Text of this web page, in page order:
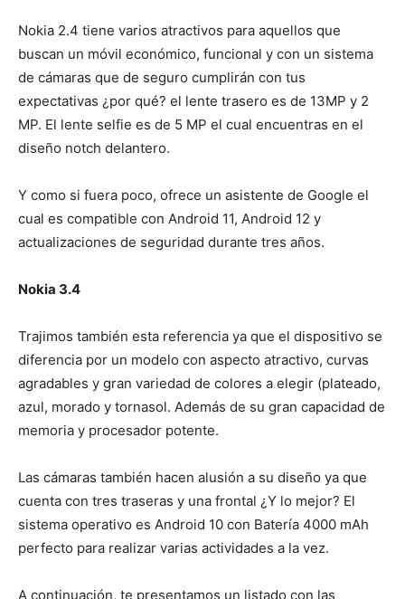
Nokia 2.4 tiene varios atractivos para aquellos que
buscan un móvil económico, funcional y con un sistema
de cámaras que de seguro cumplirán con tus
expectativas ¿por qué? el lente trasero es de 13MP y 2
MP. El lente selfie es de 5 MP el cual encuentras en el
diseño notch delantero.
Y como si fuera poco, ofrece un asistente de Google el
cual es compatible con Android 11, Android 12 y
actualizaciones de seguridad durante tres años.
Nokia 3.4
Trajimos también esta referencia ya que el dispositivo se
diferencia por un modelo con aspecto atractivo, curvas
agradables y gran variedad de colores a elegir (plateado,
azul, morado y tornasol. Además de su gran capacidad de
memoria y procesador potente.
Las cámaras también hacen alusión a su diseño ya que
cuenta con tres traseras y una frontal ¿Y lo mejor? El
sistema operativo es Android 10 con Batería 4000 mAh
perfecto para realizar varias actividades a la vez.
A continuación, te presentamos un listado con las